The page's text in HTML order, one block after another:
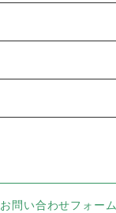
お問い合わせフォーム